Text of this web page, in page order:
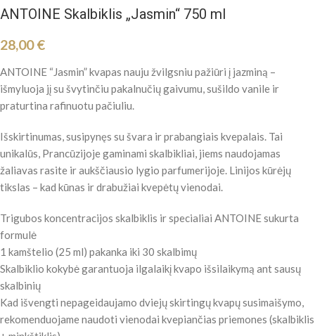
ANTOINE Skalbiklis „Jasmin“ 750 ml
28,00€
ANTOINE “Jasmin” kvapas nauju žvilgsniu pažiūri į jazminą –
išmyluoja jį su švytinčiu pakalnučių gaivumu, sušildo vanile ir
praturtina rafinuotu pačiuliu.
Išskirtinumas, susipynęs su švara ir prabangiais kvepalais. Tai
unikalūs, Prancūzijoje gaminami skalbikliai, jiems naudojamas
žaliavas rasite ir aukščiausio lygio parfumerijoje. Linijos kūrėjų
tikslas – kad kūnas ir drabužiai kvepėtų vienodai.
Trigubos koncentracijos skalbiklis ir specialiai ANTOINE sukurta
formulė
1 kamštelio (25 ml) pakanka iki 30 skalbimų
Skalbiklio kokybė garantuoja ilgalaikį kvapo išsilaikymą ant sausų
skalbinių
Kad išvengti nepageidaujamo dviejų skirtingų kvapų susimaišymo,
rekomenduojame naudoti vienodai kvepiančias priemones (skalbiklis